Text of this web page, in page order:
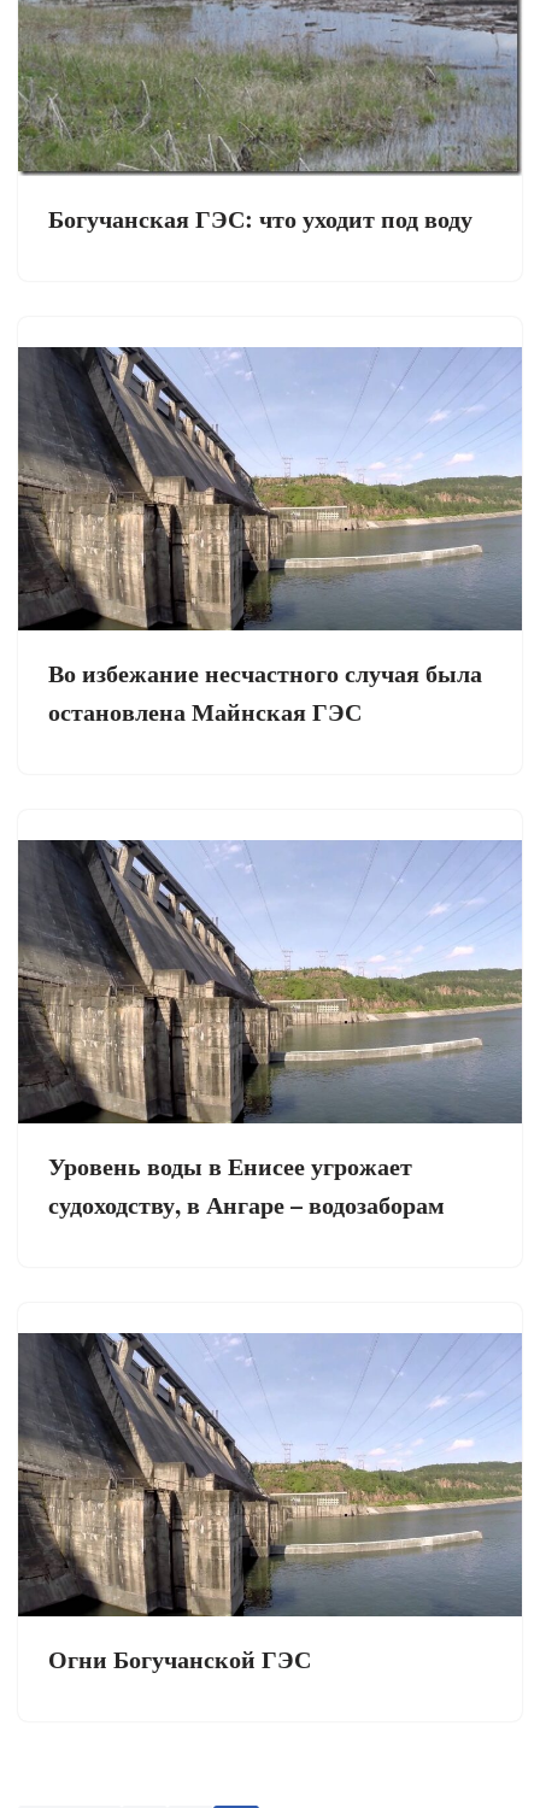
Богучанская ГЭС: что уходит под воду
Во избежание несчастного случая была
остановлена Майнская ГЭС
Уровень воды в Енисее угрожает
судоходству, в Ангаре – водозаборам
Огни Богучанской ГЭС